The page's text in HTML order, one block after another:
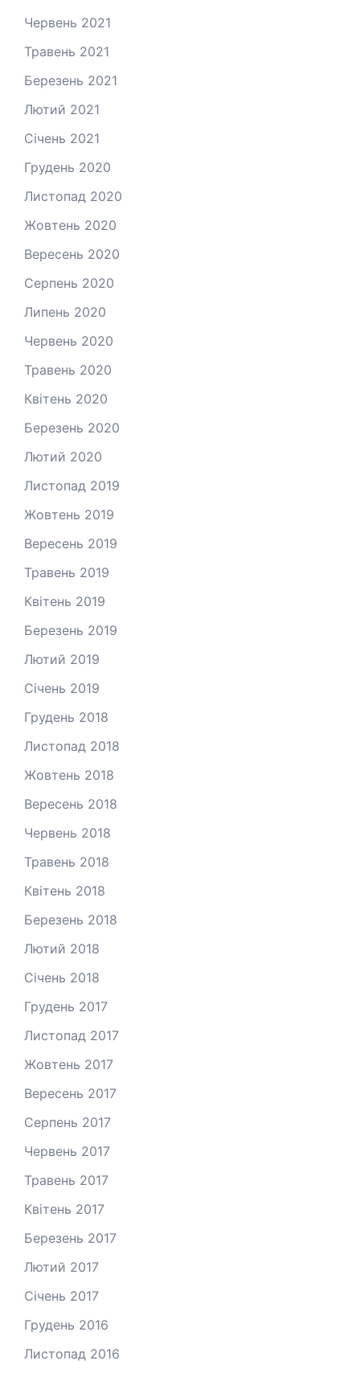
Червень 2021
Травень 2021
Березень 2021
Лютий 2021
Січень 2021
Грудень 2020
Листопад 2020
Жовтень 2020
Вересень 2020
Серпень 2020
Липень 2020
Червень 2020
Травень 2020
Квітень 2020
Березень 2020
Лютий 2020
Листопад 2019
Жовтень 2019
Вересень 2019
Травень 2019
Квітень 2019
Березень 2019
Лютий 2019
Січень 2019
Грудень 2018
Листопад 2018
Жовтень 2018
Вересень 2018
Червень 2018
Травень 2018
Квітень 2018
Березень 2018
Лютий 2018
Січень 2018
Грудень 2017
Листопад 2017
Жовтень 2017
Вересень 2017
Серпень 2017
Червень 2017
Травень 2017
Квітень 2017
Березень 2017
Лютий 2017
Січень 2017
Грудень 2016
Листопад 2016